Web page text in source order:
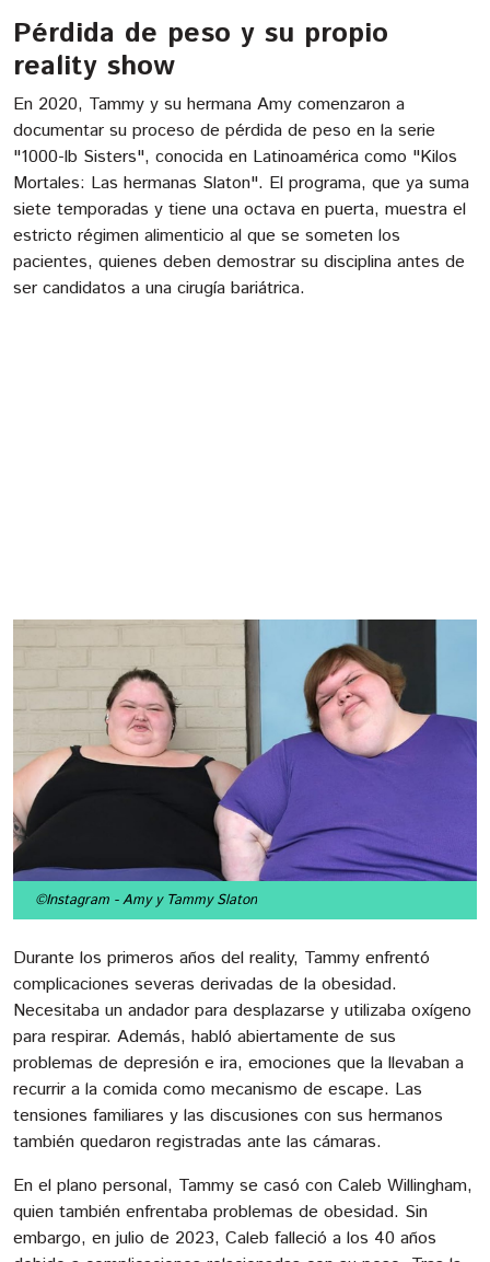
Pérdida de peso y su propio
reality show
En 2020, Tammy y su hermana Amy comenzaron a
documentar su proceso de pérdida de peso en la serie
"1000-lb Sisters", conocida en Latinoamérica como "Kilos
Mortales: Las hermanas Slaton". El programa, que ya suma
siete temporadas y tiene una octava en puerta, muestra el
estricto régimen alimenticio al que se someten los
pacientes, quienes deben demostrar su disciplina antes de
ser candidatos a una cirugía bariátrica.
©Instagram - Amy y Tammy Slaton
Durante los primeros años del reality, Tammy enfrentó
complicaciones severas derivadas de la obesidad.
Necesitaba un andador para desplazarse y utilizaba oxígeno
para respirar. Además, habló abiertamente de sus
problemas de depresión e ira, emociones que la llevaban a
recurrir a la comida como mecanismo de escape. Las
tensiones familiares y las discusiones con sus hermanos
también quedaron registradas ante las cámaras.
En el plano personal, Tammy se casó con Caleb Willingham,
quien también enfrentaba problemas de obesidad. Sin
embargo, en julio de 2023, Caleb falleció a los 40 años